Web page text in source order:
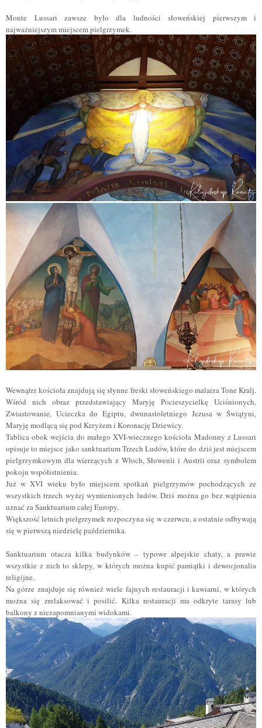
Monte Lussari zawsze było dla ludności słoweńskiej pierwszym i
najważniejszym miejscem pielgrzymek.
Wewnątrz kościoła znajdują się słynne freski słoweńskiego malarza Tone Kralj.
Wśród nich obraz przedstawiający Maryję Pocieszycielkę Uciśnionych,
Zwiastowanie, Ucieczka do Egiptu, dwunastoletniego Jezusa w Świątyni,
Maryję modlącą się pod Krzyżem i Koronację Dziewicy.
Tablica obok wejścia do małego XVI-wiecznego kościoła Madonny z Lussari
opisuje to miejsce jako sanktuarium Trzech Ludów, które do dziś jest miejscem
pielgrzymkowym dla wierzących z Włoch, Słowenii i Austrii oraz symbolem
pokoju współistnienia.
Już w XVI wieku było miejscem spotkań pielgrzymów pochodzących ze
wszystkich trzech wyżej wymienionych ludów. Dziś można go bez wątpienia
uznać za Sanktuarium całej Europy.
Większość letnich pielgrzymek rozpoczyna się w czerwcu, a ostatnie odbywają
się w pierwszą niedzielę października.
Sanktuarium otacza kilka budynków – typowe alpejskie chaty, a prawie
wszystkie z nich to sklepy, w których można kupić pamiątki i dewocjonalia
religijne.
Na górze znajduje się również wiele fajnych restauracji i kawiarni, w których
można się zrelaksować i posilić. Kilka restauracji ma odkryte tarasy lub
balkony z niezapomnianymi widokami.